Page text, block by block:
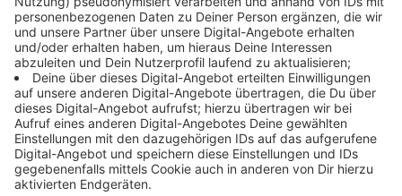
nutzt kann bis zum zum 1. Juli einige Premium-
Features benutzen. Ein Hangout-Call zum Beispiel,
kann bis zu 250 Teilnehmer haben. Microsoft stellt für
Unternehmen, Schulen und andere
Bildungseinrichtungen Office-365-Pakete für mehrere
Monate gratis zur Verfügung.
Anzeige